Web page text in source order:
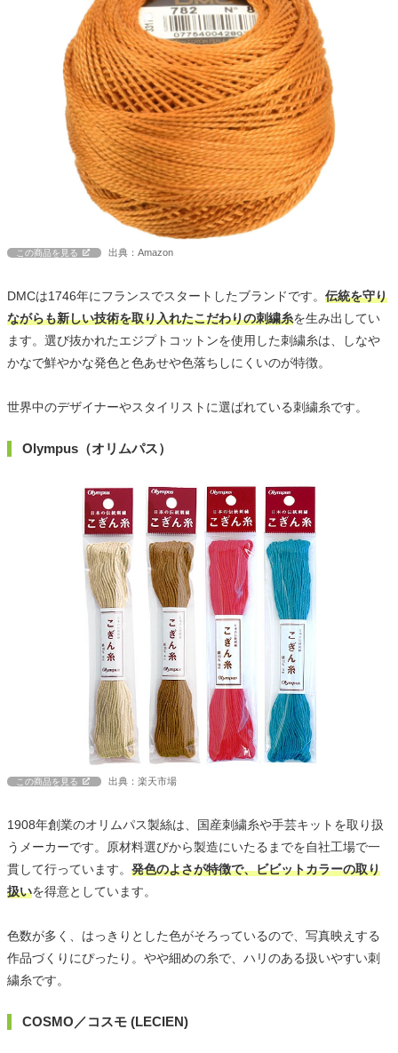
この商品を見る 出典：Amazon
DMCは1746年にフランスでスタートしたブランドです。 伝統を守り
ながらも新しい技術を取り入れたこだわりの刺繍糸を生み出してい
ます。選び抜かれたエジプトコットンを使用した刺繍糸は、しなや
かなで鮮やかな発色と色あせや色落ちしにくいのが特徴。
世界中のデザイナーやスタイリストに選ばれている刺繍糸です。
Olympus（オリムパス）
この商品を見る 出典：楽天市場
1908年創業のオリムパス製絲は、国産刺繍糸や手芸キットを取り扱
うメーカーです。原材料選びから製造にいたるまでを自社工場で一
貫して行っています。 発色のよさが特徴で、ビビットカラーの取り
扱いを得意としています。
色数が多く、はっきりとした色がそろっているので、写真映えする
作品づくりにぴったり。やや細めの糸で、ハリのある扱いやすい刺
繍糸です。
COSMO／コスモ (LECIEN)